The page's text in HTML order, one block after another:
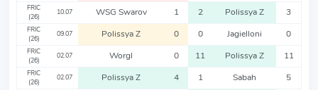
FRIC
(26)
10.07 WSG Swarov 1 2 Polissya Z 3
FRIC
(26)
09.07 Polissya Z 0 0 Jagielloni 0
FRIC
(26)
02.07 Worgl 0 11 Polissya Z 11
FRIC
(26)
02.07 Polissya Z 4 1 Sabah 5